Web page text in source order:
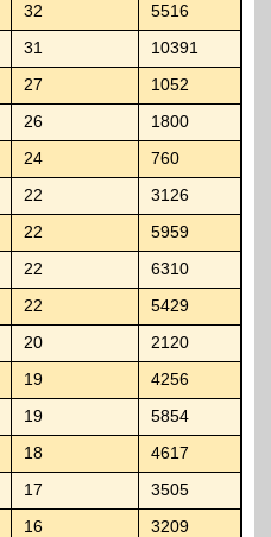
32 5516
31 10391
27 1052
26 1800
24 760
22 3126
22 5959
22 6310
22 5429
20 2120
19 4256
19 5854
18 4617
17 3505
16 3209